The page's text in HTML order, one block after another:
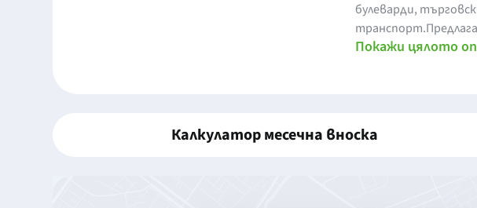
булеварди,
транспорт.Предлага
Покажи цялото
Калкулатор месечна вноска